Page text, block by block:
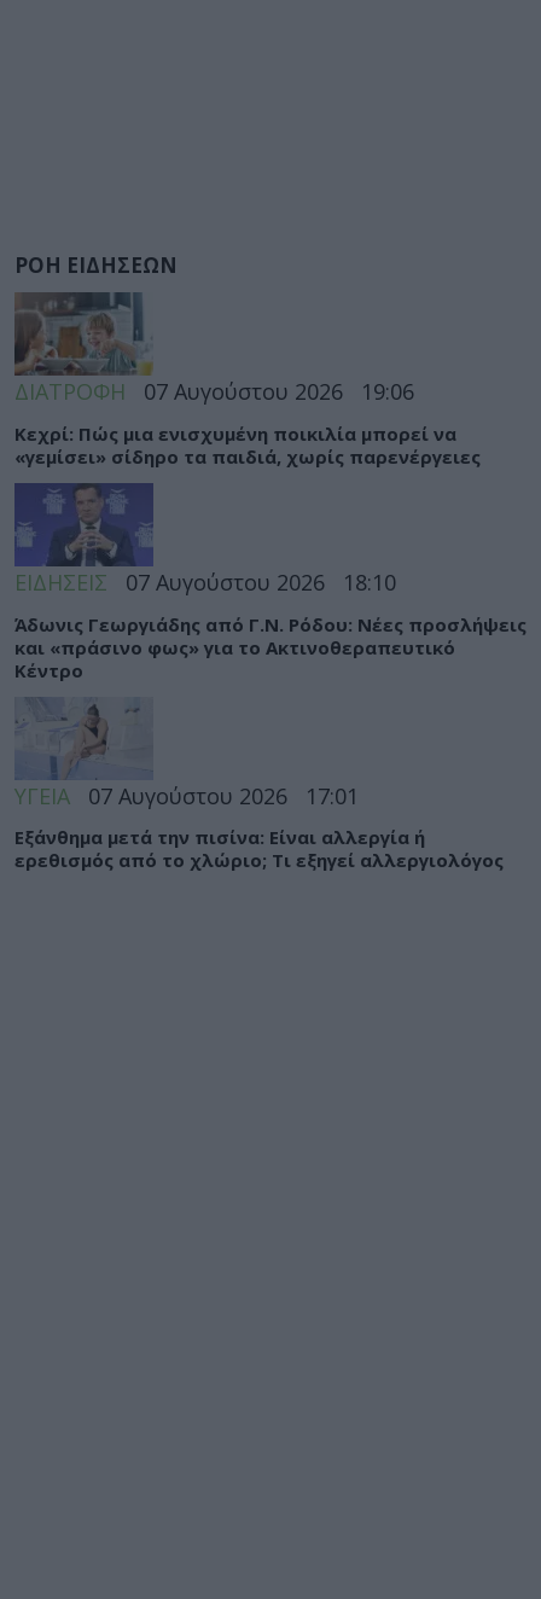
ΡΟΗ ΕΙΔΗΣΕΩΝ
ΔΙΑΤΡΟΦΗ 07 Αυγούστου 2026 19:06
Κεχρί: Πώς μια ενισχυμένη ποικιλία μπορεί να
«γεμίσει» σίδηρο τα παιδιά, χωρίς παρενέργειες
ΕΙΔΗΣΕΙΣ 07 Αυγούστου 2026 18:10
Άδωνις Γεωργιάδης από Γ.Ν. Ρόδου: Νέες προσλήψεις
και «πράσινο φως» για το Ακτινοθεραπευτικό
Κέντρο
ΥΓΕΙΑ 07 Αυγούστου 2026 17:01
Εξάνθημα μετά την πισίνα: Είναι αλλεργία ή
ερεθισμός από το χλώριο; Τι εξηγεί αλλεργιολόγος